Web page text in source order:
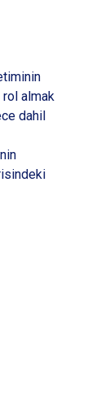
almak
dahil